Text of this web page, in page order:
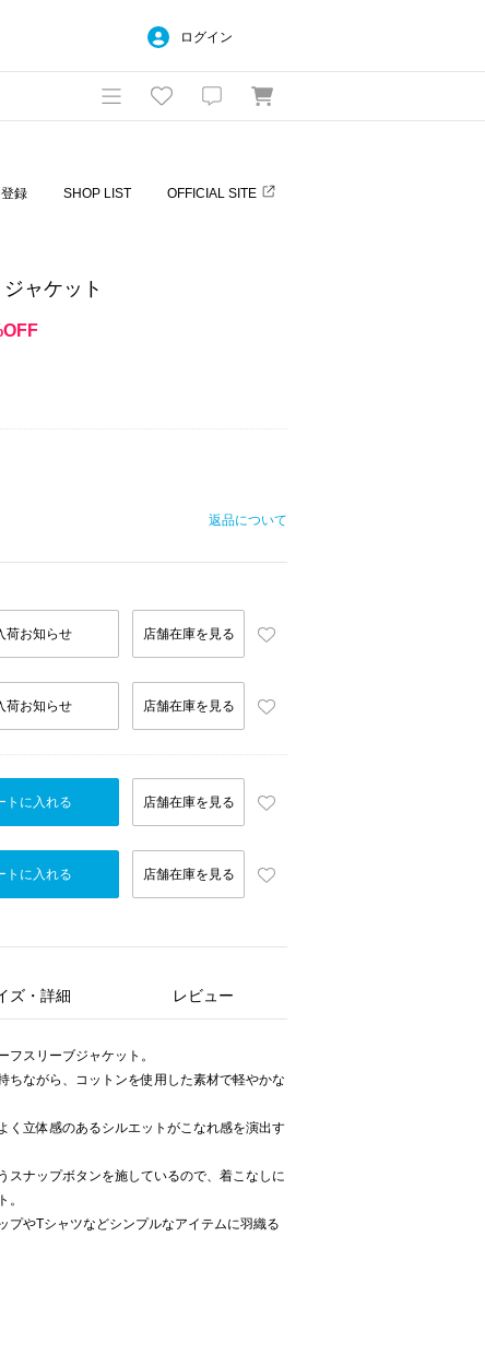
ログイン
録 SHOP LIST OFFICIAL SITE
ャケット
返品について
荷お知らせ 店舗在庫を見る
荷お知らせ 店舗在庫を見る
トに入れる 店舗在庫を見る
トに入れる 店舗在庫を見る
ズ・詳細 レビュー
フスリーブジャケット。
ちながら、コットンを使用した素材で軽やかな
く立体感のあるシルエットがこなれ感を演出す
スナップボタンを施しているので、着こなしに
。
プやTシャツなどシンプルなアイテムに羽織る